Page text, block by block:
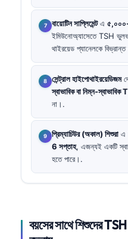
বায়োটিন সাপ্লিমেন্টএ ৫,০০০-
ইমিউনোঅ্যাসেতে TSH
থাইরয়েড প্যানেলকে
সেন্ট্রাল হাইপোথাইরয়েডিজম
স্বাভাবিক বা নিম্ন-
না।.
প্রিম্যাচিউর (অকাল) শিশুরা এ
6 সপ্তাহ, এজন্যই একটি
হতে পারে।.
বয়সের সাথে শিশুদের